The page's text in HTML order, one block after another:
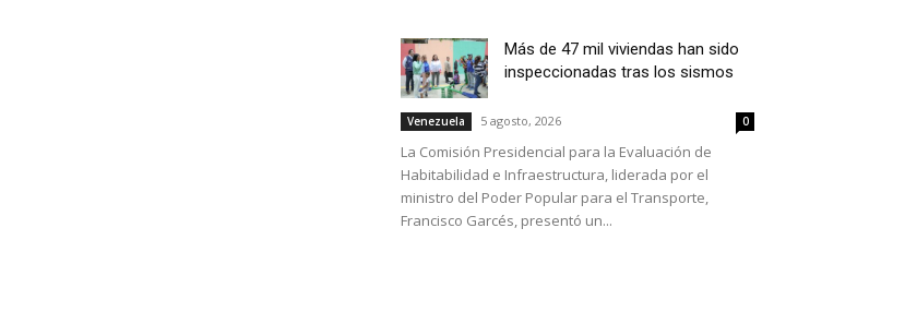
Más de 47 mil viviendas han sido
inspeccionadas tras los sismos
Venezuela 5 agosto, 2026 0
La Comisión Presidencial para la Evaluación de
Habitabilidad e Infraestructura, liderada por el
ministro del Poder Popular para el Transporte,
Francisco Garcés, presentó un...